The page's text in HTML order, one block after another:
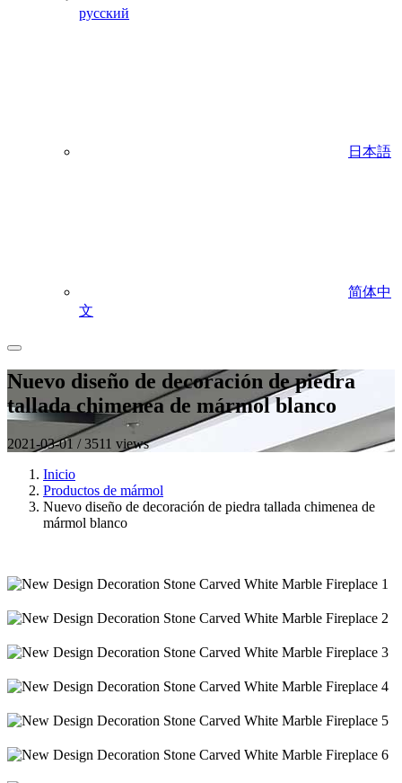
русский
日本語
简体中
文
Nuevo diseño de decoración de piedra
tallada chimenea de mármol blanco
2021-03-01 / 3511 views
Inicio
Productos de mármol
Nuevo diseño de decoración de piedra tallada chimenea de
mármol blanco